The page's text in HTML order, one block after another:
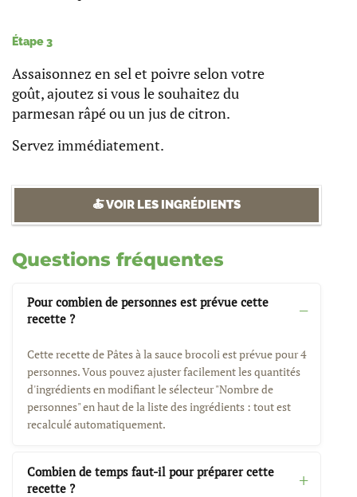
Étape 3
Assaisonnez en sel et poivre selon votre
goût, ajoutez si vous le souhaitez du
parmesan râpé ou un jus de citron.
Servez immédiatement.
🍝 VOIR LES INGRÉDIENTS
Questions fréquentes
Pour combien de personnes est prévue cette
recette ?
Cette recette de Pâtes à la sauce brocoli est prévue pour 4
personnes. Vous pouvez ajuster facilement les quantités
d'ingrédients en modifiant le sélecteur "Nombre de
personnes" en haut de la liste des ingrédients : tout est
recalculé automatiquement.
Combien de temps faut-il pour préparer cette
recette ?